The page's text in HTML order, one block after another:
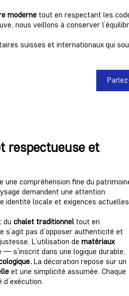
modernetout en respectant les
nous veillons à conserver
suisses et internationaux qui
respectueuse et
une compréhension fine du
demandent une attention
identité locale et exigences
du chalet traditionnel tout en
s’agit pas d’opposer authenticité et
L’utilisation de matériaux
s’inscrit dans une logique durable,
La décoration repose sur un
et une simplicité assumée. Chaque